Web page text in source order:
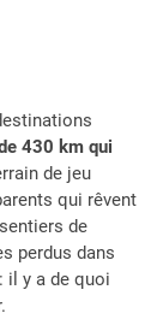
430 km qui
de jeu
qui rêvent
de
perdus dans
il y a de quoi